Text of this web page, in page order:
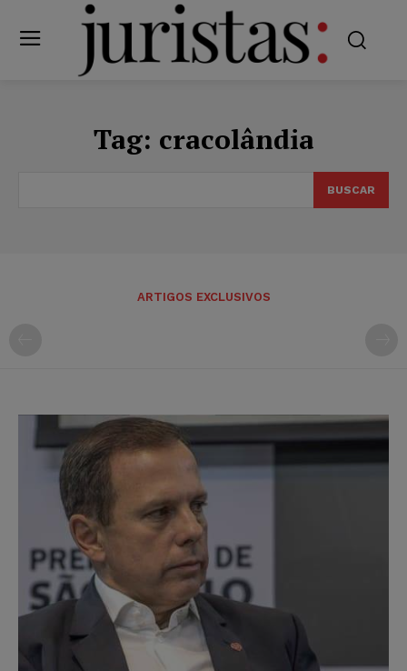
Tag: cracolândia
BUSCAR
ARTIGOS EXCLUSIVOS